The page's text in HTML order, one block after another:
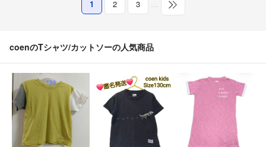
1 2 3 …
coenのTシャツ/カットソーの人気商品